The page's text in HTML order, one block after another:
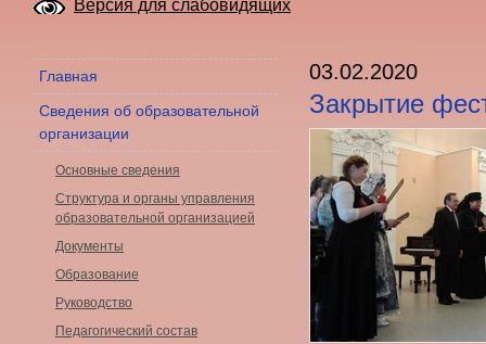
Версия для слабовидящих
Главная
Сведения об образовательной
организации
Основные сведения
Структура и органы управления
образовательной организацией
Документы
Образование
Руководство
Педагогический состав
03.02.2020
Закрытие